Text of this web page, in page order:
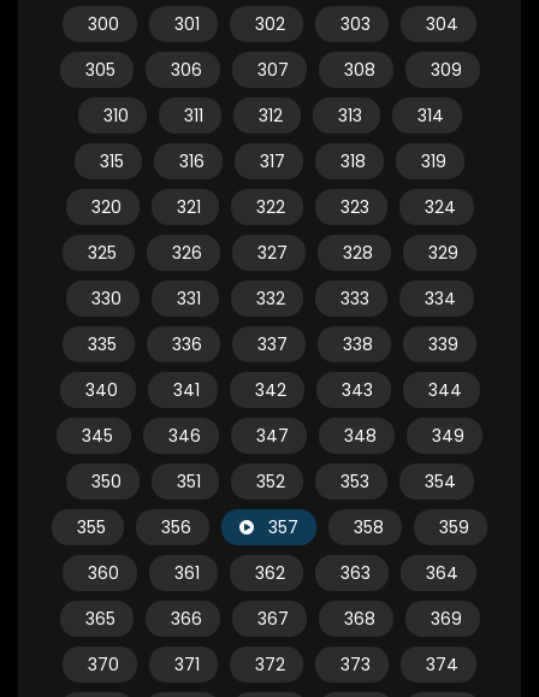
300
301 302 303
304
305
306 307 308
309
310
311 312 313
314
315
316 317 318
319
320
321 322 323
324
325
326 327 328
329
330
331 332 333
334
335
336 337 338
339
340
341 342 343
344
345
346 347 348
349
350
351 352 353
354
355
356 357 358
359
360
361 362 363
364
365
366 367 368
369
370
371 372 373
374